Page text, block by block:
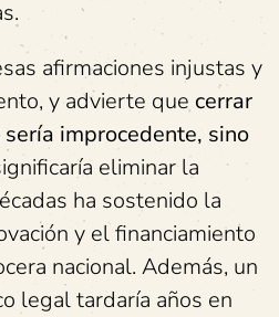
afirmaciones injustas y
y advierte que cerrar
improcedente, sino
eliminar la
ha sostenido la
y el financiamiento
nacional. Además, un
legal tardaría años en